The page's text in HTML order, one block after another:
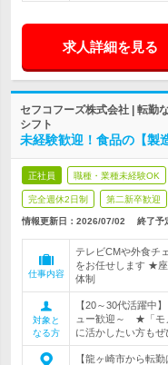
求人詳細を見る
セフコフーズ株式会社 | 転勤
シフト
未経験歓迎！食品の【製
正社員 職種・業種未経験OK
完全週休2日制 第二新卒歓迎
情報更新日：2026/07/02 終了予
仕事内容
テレビCMや外食チ
をお任せします ★
体制
対象と
なる方
【20～30代活躍中
ュー歓迎～ ★「モ
に活かしたい方もぜ
【龍ヶ崎市から転